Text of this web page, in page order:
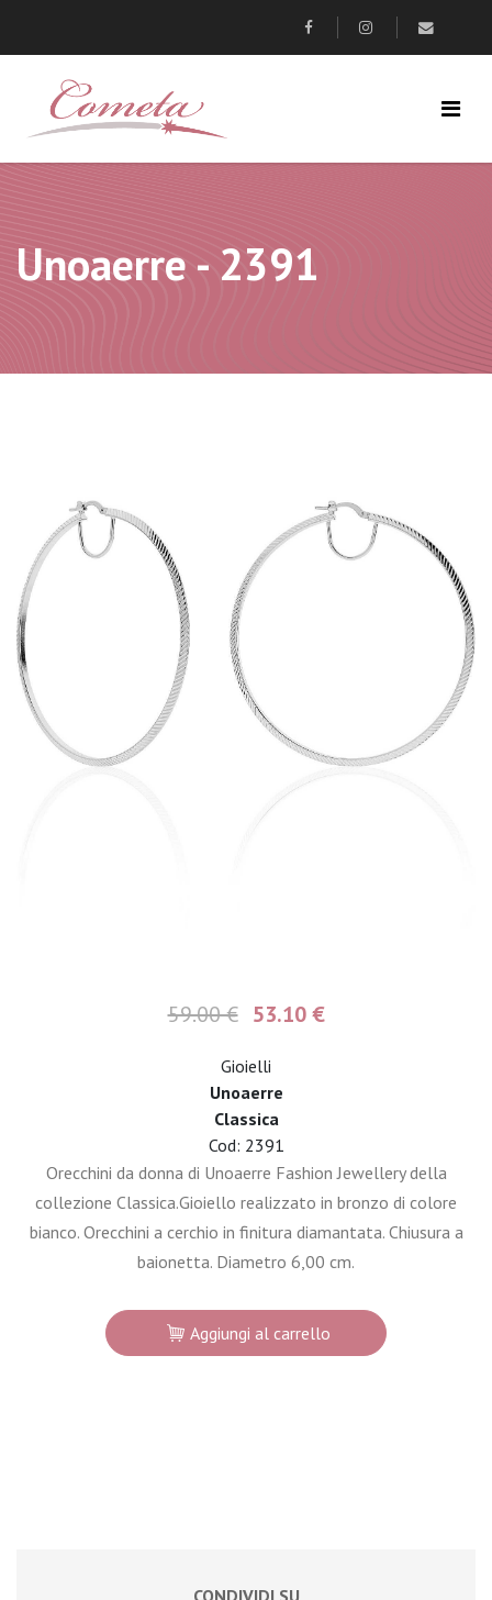
Unoaerre - 2391
59.00 € 53.10 €
Gioielli
Unoaerre
Classica
Cod: 2391
Orecchini da donna di Unoaerre Fashion Jewellery della
collezione Classica.Gioiello realizzato in bronzo di colore
bianco. Orecchini a cerchio in finitura diamantata. Chiusura a
baionetta. Diametro 6,00 cm.
Aggiungi al carrello
CONDIVIDI SU